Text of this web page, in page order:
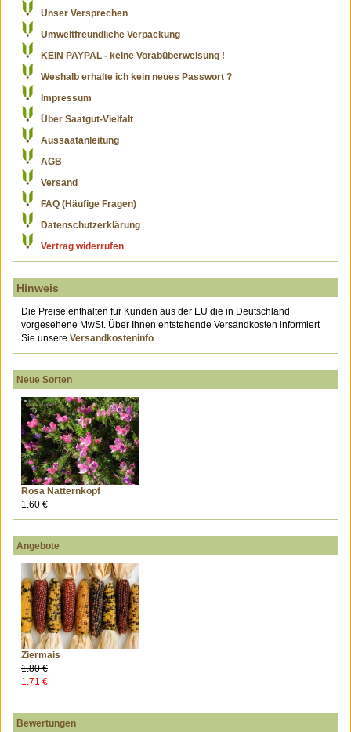
Unser Versprechen
Umweltfreundliche Verpackung
KEIN PAYPAL - keine Vorabüberweisung !
Weshalb erhalte ich kein neues Passwort ?
Impressum
Über Saatgut-Vielfalt
Aussaatanleitung
AGB
Versand
FAQ (Häufige Fragen)
Datenschutzerklärung
Vertrag widerrufen
Hinweis
Die Preise enthalten für Kunden aus der EU die in Deutschland
vorgesehene MwSt. Über Ihnen entstehende Versandkosten informiert
Sie unsere Versandkosteninfo.
Neue Sorten
Rosa Natternkopf
1.60 €
Angebote
Ziermais
1.80 €
1.71 €
Bewertungen